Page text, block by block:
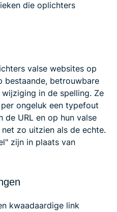
die oplichters
valse websites op
bestaande, betrouwbare
in de spelling. Ze
ongeluk een typefout
de URL en op hun valse
zo uitzien als de echte.
zijn in plaats van
kwaadaardige link